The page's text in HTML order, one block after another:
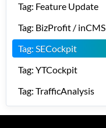
Tag: Feature Update
Tag: BizProfit / inCMS
Tag: SECockpit
Tag: YTCockpit
Tag: TrafficAnalysis